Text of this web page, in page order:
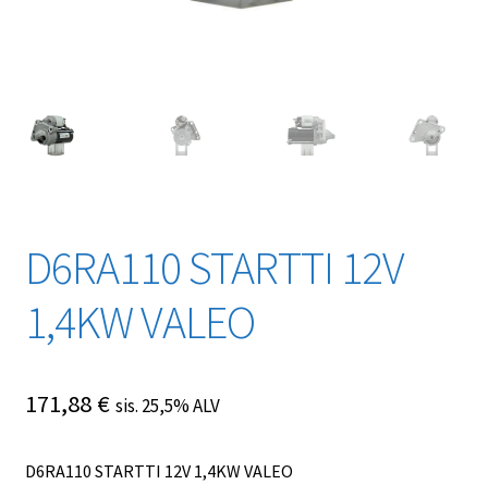
D6RA110 STARTTI 12V
1,4KW VALEO
171,88 € sis. 25,5% ALV
D6RA110 STARTTI 12V 1,4KW VALEO